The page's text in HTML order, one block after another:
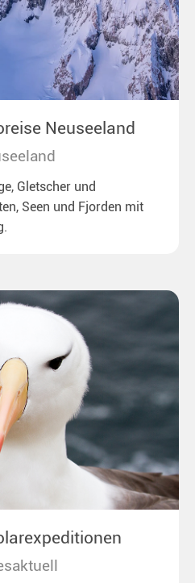
Neuseeland
Gletscher und
Seen und Fjorden mit